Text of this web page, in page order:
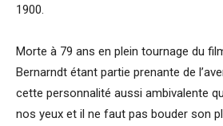
1900.
Morte à 79 ans en plein tournage du
Bernarndt étant partie prenante de
cette personnalité aussi ambivalente
nos yeux et il ne faut pas bouder son